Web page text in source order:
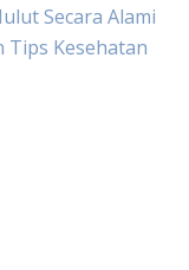
Secara Alami
Tips Kesehatan